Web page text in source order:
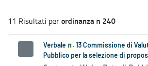
11 Risultati perordinanza n 240
Verbale n . 13 Commissione di
Pubblico per la selezione di